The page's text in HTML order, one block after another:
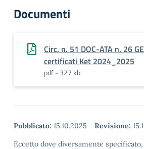
Documenti
Circ. n. 51 DOC-ATA n. 26
certificati Ket 2024_2025
pdf - 327 kb
Pubblicato: 15.10.2025 - Revisione:
Eccetto dove diversamente